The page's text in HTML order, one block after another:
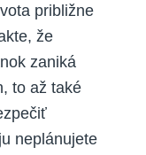
približne
že
zaniká
to až také
neplánujete